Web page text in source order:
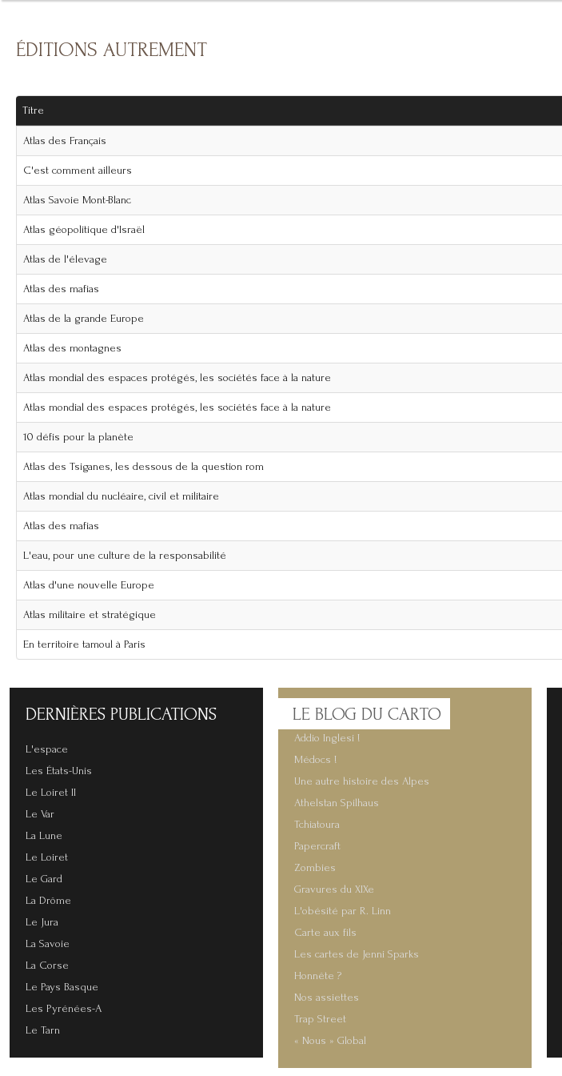
ÉDITIONS AUTREMENT
Titre
Atlas des Français
C'est comment ailleurs
Atlas Savoie Mont-Blanc
Atlas géopolitique d'Israël
Atlas de l'élevage
Atlas des mafias
Atlas de la grande Europe
Atlas des montagnes
Atlas mondial des espaces protégés, les sociétés face à la nature
Atlas mondial des espaces protégés, les sociétés face à la nature
10 défis pour la planète
Atlas des Tsiganes, les dessous de la question rom
Atlas mondial du nucléaire, civil et militaire
Atlas des mafias
L'eau, pour une culture de la responsabilité
Atlas d'une nouvelle Europe
Atlas militaire et stratégique
En territoire tamoul à Paris
DERNIÈRES PUBLICATIONS
L'espace
Les États-Unis
Le Loiret II
Le Var
La Lune
Le Loiret
Le Gard
La Drôme
Le Jura
La Savoie
La Corse
Le Pays Basque
Les Pyrénées-A
Le Tarn
LE BLOG DU CARTO
Addio Inglesi !
Médocs !
Une autre histoire des Alpes
Athelstan Spilhaus
Tchiatoura
Papercraft
Zombies
Gravures du XIXe
L'obésité par R. Linn
Carte aux fils
Les cartes de Jenni Sparks
Honnête ?
Nos assiettes
Trap Street
« Nous » Global